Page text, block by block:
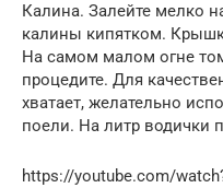
Калина. Залейте мелко
калины кипятком.
На самом малом огне
процедите. Для
хватает, желательно
поели. На литр водички
https://youtube.com/